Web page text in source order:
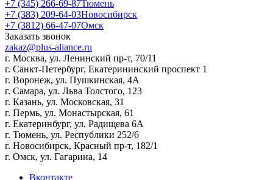
+7 (345) 266-69-87Тюмень
+7 (383) 209-64-03Новосибирск
+7 (3812) 66-47-07Омск
Заказать звонок
zakaz@plus-aliance.ru
г. Москва, ул. Ленинский пр-т, 70/11
г. Санкт-Петербург, Екатерининский проспект 1
г. Воронеж, ул. Пушкинская, 4А
г. Самара, ул. Льва Толстого, 123
г. Казань, ул. Московская, 31
г. Пермь, ул. Монастырская, 61
г. Екатеринбург, ул. Радищева 6А
г. Тюмень, ул. Республики 252/6
г. Новосибирск, Красный пр-т, 182/1
г. Омск, ул. ​Гагарина, 14
Вконтакте